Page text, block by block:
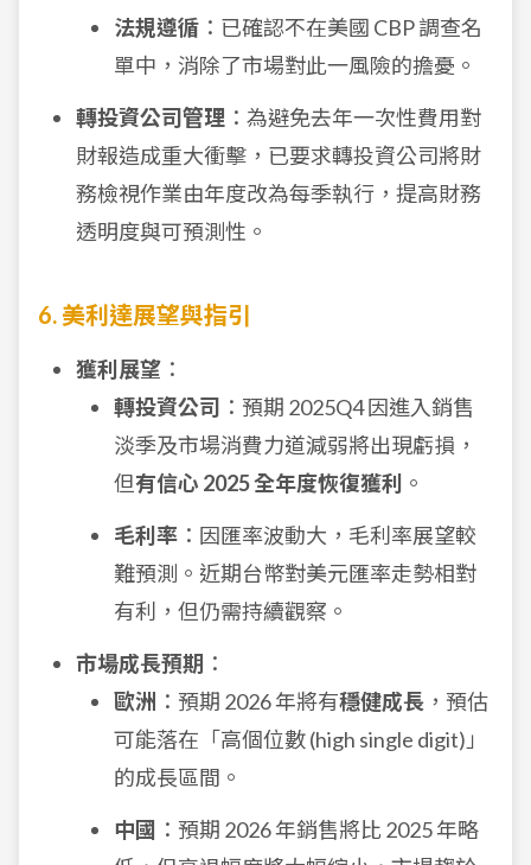
法規遵循 ：已確認不在美國 CBP 調查名
單中，消除了市場對此一風險的擔憂。
轉投資公司管理 ：為避免去年一次性費用對
財報造成重大衝擊，已要求轉投資公司將財
務檢視作業由年度改為每季執行，提高財務
透明度與可預測性。
6. 美利達展望與指引
獲利展望 ：
轉投資公司 ：預期 2025Q4 因進入銷售
淡季及市場消費力道減弱將出現虧損，
但有信心 2025 全年度恢復獲利 。
毛利率 ：因匯率波動大，毛利率展望較
難預測。近期台幣對美元匯率走勢相對
有利，但仍需持續觀察。
市場成長預期 ：
歐洲 ：預期 2026 年將有穩健成長 ，預估
可能落在「高個位數 (high single digit)」
的成長區間。
中國 ：預期 2026 年銷售將比 2025 年略